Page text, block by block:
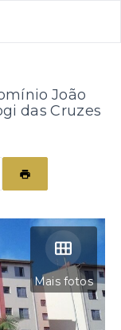
João
das Cruzes
Mais fotos